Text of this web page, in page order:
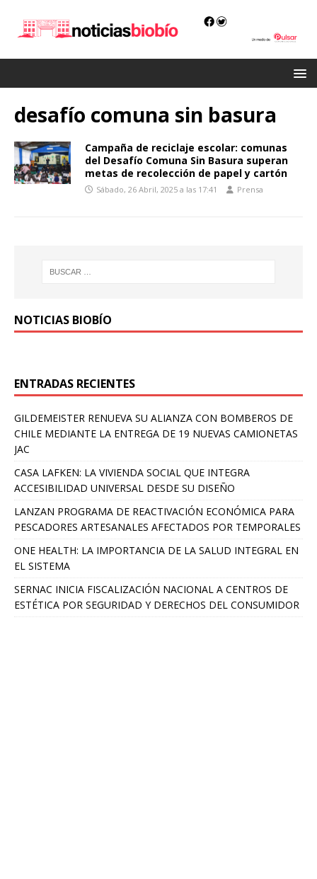
desafío comuna sin basura
Campaña de reciclaje escolar: comunas
del Desafío Comuna Sin Basura superan
metas de recolección de papel y cartón
Sábado, 26 Abril, 2025 a las 17:41 Prensa
NOTICIAS BIOBÍO
ENTRADAS RECIENTES
GILDEMEISTER RENUEVA SU ALIANZA CON BOMBEROS DE
CHILE MEDIANTE LA ENTREGA DE 19 NUEVAS CAMIONETAS
JAC
CASA LAFKEN: LA VIVIENDA SOCIAL QUE INTEGRA
ACCESIBILIDAD UNIVERSAL DESDE SU DISEÑO
LANZAN PROGRAMA DE REACTIVACIÓN ECONÓMICA PARA
PESCADORES ARTESANALES AFECTADOS POR TEMPORALES
ONE HEALTH: LA IMPORTANCIA DE LA SALUD INTEGRAL EN
EL SISTEMA
SERNAC INICIA FISCALIZACIÓN NACIONAL A CENTROS DE
ESTÉTICA POR SEGURIDAD Y DERECHOS DEL CONSUMIDOR